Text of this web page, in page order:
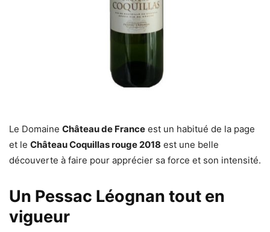
Le Domaine Château de France est un habitué de la page
et le Château Coquillas rouge 2018 est une belle
découverte à faire pour apprécier sa force et son intensité.
Un Pessac Léognan tout en
vigueur